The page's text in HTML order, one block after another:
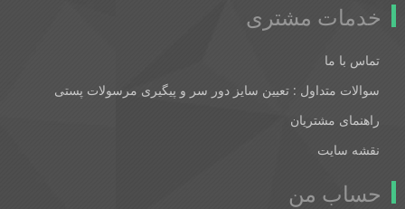
خدمات مشتری
تماس با ما
سوالات متداول : تعیین سایز دور سر و پیگیری مرسولات پستی
راهنمای مشتریان
نقشه سایت
حساب من